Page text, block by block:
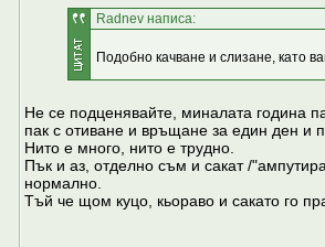
Radnev написа:
Подобно качване и слизане, като
Не се подценявайте, миналата година
пак с отиване и връщане за един ден
Нито е много, нито е трудно.
Пък и аз, отделно съм и сакат /
нормално.
Тъй че щом куцо, кьораво и сакато го